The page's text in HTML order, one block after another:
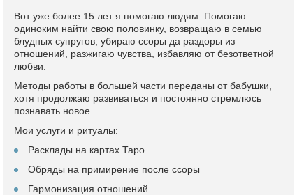
Вот уже более 15 лет я помогаю людям. Помогаю
одиноким найти свою половинку, возвращаю в семью
блудных супругов, убираю ссоры да раздоры из
отношений, разжигаю чувства, избавляю от безответной
любви.
Методы работы в большей части переданы от бабушки,
хотя продолжаю развиваться и постоянно стремлюсь
познавать новое.
Мои услуги и ритуалы:
Расклады на картах Таро
Обряды на примирение после ссоры
Гармонизация отношений